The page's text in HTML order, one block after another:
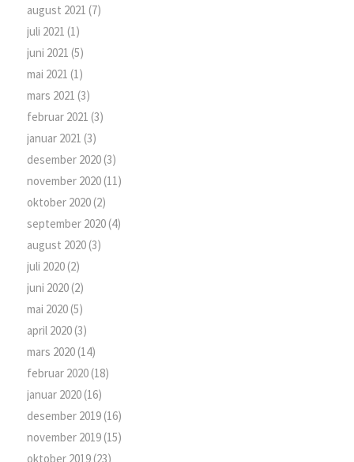
august 2021 (7)
juli 2021 (1)
juni 2021 (5)
mai 2021 (1)
mars 2021 (3)
februar 2021 (3)
januar 2021 (3)
desember 2020(3)
november 2020(11)
oktober 2020(2)
september 2020(4)
august 2020(3)
juli 2020(2)
juni 2020(2)
mai 2020(5)
april 2020(3)
mars 2020(14)
februar 2020(18)
januar 2020(16)
desember 2019(16)
november 2019(15)
oktober 2019(23)